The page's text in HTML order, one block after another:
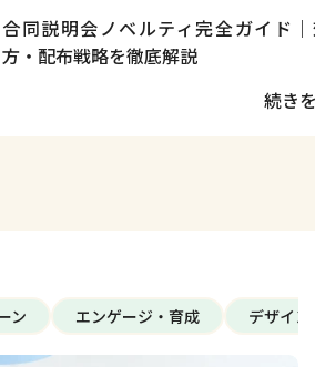
ノベルティ完全ガイド｜効果・
略を徹底解説
続きを読む
ン エンゲージ・育成 デザイ